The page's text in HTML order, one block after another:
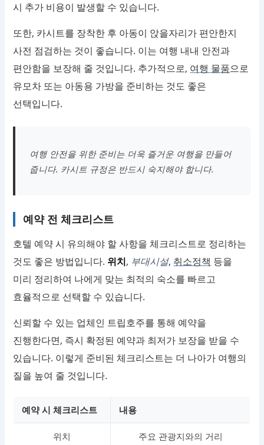
시 추가 비용이 발생할 수 있습니다.
또한, 카시트를 장착한 후 아동이 앉을자리가 편안한지
사전 점검하는 것이 좋습니다. 이는 여행 내내 안전과
편안함을 보장해 줄 것입니다. 추가적으로, 여행 물품으로
유모차 또는 아동용 가방을 준비하는 것도 좋은
선택입니다.
여행 안전을 위한 준비는 더욱 즐거운 여행을 만들어
줍니다. 카시트 규정은 반드시 숙지해야 합니다.
예약 전 체크리스트
호텔 예약 시 유의해야 할 사항을 체크리스트로 정리하는
것도 좋은 방법입니다. 위치, 부대시설, 취소정책 등을
미리 정리하여 나에게 맞는 최적의 숙소를 빠르고
효율적으로 선택할 수 있습니다.
신뢰할 수 있는 업체인 트립호주를 통해 예약을
진행한다면, 즉시 확정된 예약과 최저가 보장을 받을 수
있습니다. 이렇게 준비된 체크리스트는 더 나아가 여행의
질을 높여 줄 것입니다.
예약 시 체크리스트 내용
위치 주요 관광지와의 거리